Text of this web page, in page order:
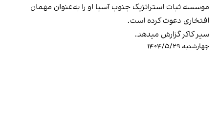
موسسه ثبات استراتژیک جنوب آسیا او را به‌عنوان مهمان
افتخاری دعوت کرده است.
سیر کاکر گزارش میدهد.
چهارشنبه ۱۴۰۴/۵/۲۹